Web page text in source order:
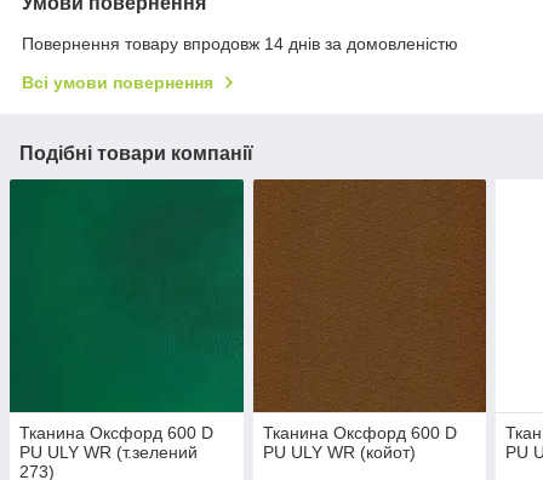
Повернення товару впродовж 14 днів за домовленістю
Всі умови повернення
Подібні товари компанії
Тканина Оксфорд 600 D
PU ULY WR (т.зелений
273)
Тканина Оксфорд 600 D
PU ULY WR (койот)
PU